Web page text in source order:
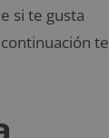
si te gusta
te